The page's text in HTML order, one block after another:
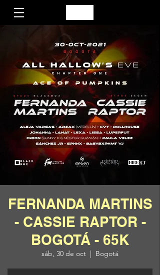
FERNANDA MARTINS
- CASSIE RAPTOR -
BOGOTÁ - 65K
sáb, 30 de oct
  |
Bogotá